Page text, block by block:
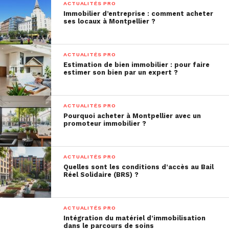
plus ou moins complexe selon l’ampleur des
failles identifiées. Ainsi, solliciter une aide
extérieure est particulièrement conseillé.
Quelques conseils pratiques
ACTUALITÉS PRO
Immobilier d’entreprise : comment acheter
ses locaux à Montpellier ?
ACTUALITÉS PRO
Estimation de bien immobilier : pour faire
estimer son bien par un expert ?
ACTUALITÉS PRO
Pourquoi acheter à Montpellier avec un
promoteur immobilier ?
ACTUALITÉS PRO
Quelles sont les conditions d’accès au Bail
Réel Solidaire (BRS) ?
ACTUALITÉS PRO
Intégration du matériel d’immobilisation
dans le parcours de soins